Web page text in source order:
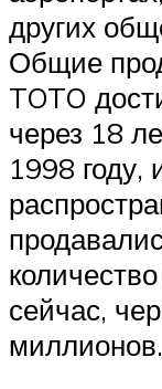
других
Общие
TOTO
через 18
1998 году,
сейчас,
миллионов.